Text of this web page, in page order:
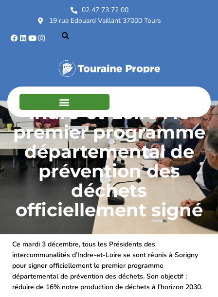
02 47 73 72 00
19 rue Edouard Vaillant 37000 Tours
Indre-et-Loire : le
premier programme
départemental de
prévention des
déchets
officiellement signé
Ce mardi 3 décembre, tous les Présidents des
intercommunalités d’Indre-et-Loire se sont réunis à Sorigny
pour signer officiellement le premier programme
départemental de prévention des déchets. Son objectif :
réduire de 16% notre production de déchets à l’horizon 2030.